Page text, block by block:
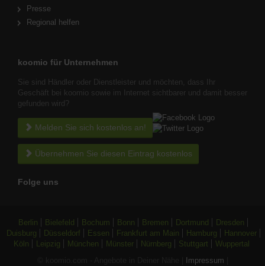
Presse
Regional helfen
koomio für Unternehmen
Sie sind Händler oder Dienstleister und möchten, dass Ihr
Geschäft bei koomio sowie im Internet sichtbarer und damit besser
gefunden wird?
Melden Sie sich kostenlos an!
Übernehmen Sie diesen Eintrag kostenlos
Folge uns
Berlin Bielefeld Bochum Bonn Bremen Dortmund
Dresden
Duisburg
Düsseldorf Essen Frankfurt am Main Hamburg
Hannover
Köln
Leipzig München Münster Nürnberg Stuttgart
Wuppertal
Impressum